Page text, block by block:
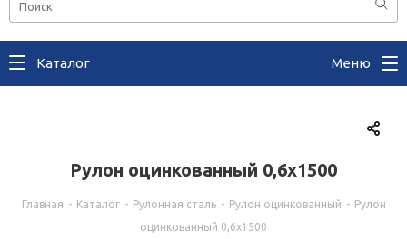
Каталог Меню
Рулон оцинкованный 0,6х1500
Главная - Каталог - Рулонная сталь - Рулон оцинкованный - Рулон
оцинкованный 0,6х1500